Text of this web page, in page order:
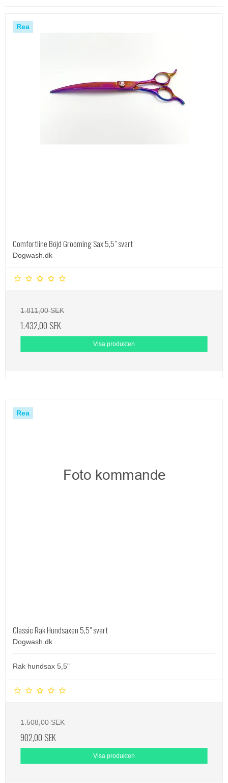
Rea
Comfortline Böjd Grooming Sax 5,5" svart
Dogwash.dk
1.811,00 SEK
1.432,00 SEK
Visa produkten
Rea
Classic Rak Hundsaxen 5,5" svart
Dogwash.dk
Rak hundsax 5,5"
1.508,00 SEK
902,00 SEK
Visa produkten